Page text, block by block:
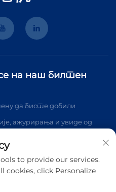
на наш билтен
да бисте добили
ажурирања и увиде од
Подпишите се
to provide our services.
cookies, click Personalize